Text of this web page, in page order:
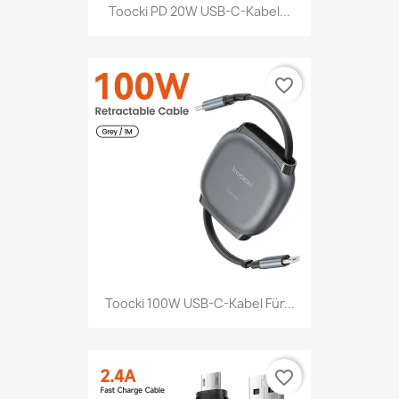
Toocki PD 20W USB-C-Kabel...
Toocki 100W USB-C-Kabel Für...
favorite_border
favorite_border